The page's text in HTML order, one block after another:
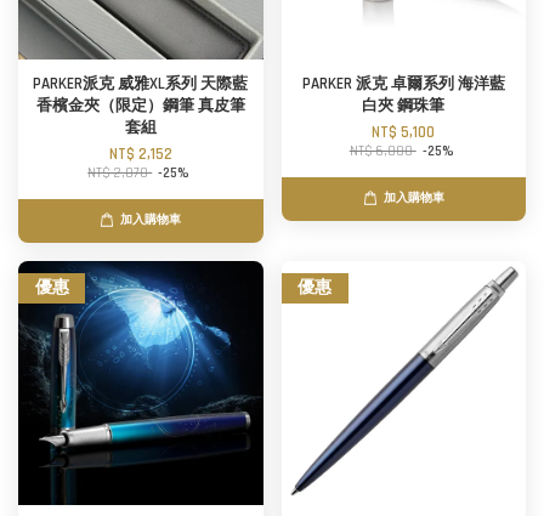
PARKER派克 威雅XL系列 天際藍
香檳金夾（限定）鋼筆 真皮筆
套組
NT$ 2,152
NT$ 2,870 -25%
加入購物車
PARKER 派克 卓爾系列 海洋藍
白夾 鋼珠筆
NT$ 5,100
NT$ 6,800 -25%
加入購物車
優惠 優惠